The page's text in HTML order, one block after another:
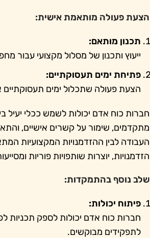
הצעת פעולה מותאמת אישית:
תכנון מותאם:
ייעוץ ותכנון של מסלול מקצועי עבור
פתיחת ימים תעסוקתיים:
הצעת פעולה שתכלול ימים
חברות כוח אדם יכולות לשמש ככלי יעיל
מתקדמים, שימור על קשרים אישיים,
העבודה לבין ההזדמנויות המקצועיות
הזדמנויות, יוצרות שותפויות פוריות
שלב נוסף בהתמקדות:
פיתוח יכולות:
חברות כוח אדם יכולות לספק תכניות
לתפקידים מבוקשים.